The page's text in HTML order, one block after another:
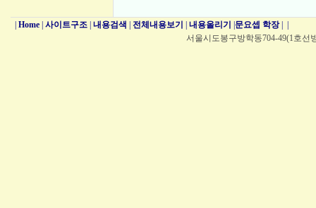
Home 사이트구조 내용검색 전체내용보기 내용올리기 문요셉 학장|
서울시도봉구방학동704-49(1호선